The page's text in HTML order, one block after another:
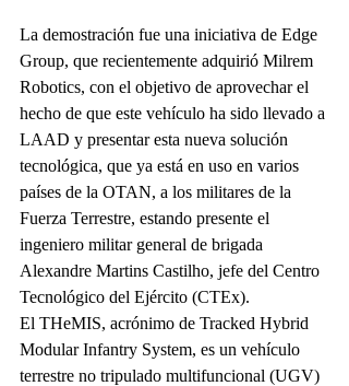
La demostración fue una iniciativa de Edge
Group, que recientemente adquirió Milrem
Robotics, con el objetivo de aprovechar el
hecho de que este vehículo ha sido llevado a
LAAD y presentar esta nueva solución
tecnológica, que ya está en uso en varios
países de la OTAN, a los militares de la
Fuerza Terrestre, estando presente el
ingeniero militar general de brigada
Alexandre Martins Castilho, jefe del Centro
Tecnológico del Ejército (CTEx).
El THeMIS, acrónimo de Tracked Hybrid
Modular Infantry System, es un vehículo
terrestre no tripulado multifuncional (UGV)